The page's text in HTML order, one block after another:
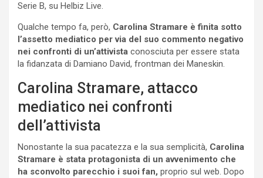
Serie B, su Helbiz Live.
Qualche tempo fa, però, Carolina Stramare è finita sotto
l’assetto mediatico per via del suo commento negativo
nei confronti di un’attivista conosciuta per essere stata
la fidanzata di Damiano David, frontman dei Maneskin.
Carolina Stramare, attacco
mediatico nei confronti
dell’attivista
Nonostante la sua pacatezza e la sua semplicità, Carolina
Stramare è stata protagonista di un avvenimento che
ha sconvolto parecchio i suoi fan, proprio sul web. Dopo